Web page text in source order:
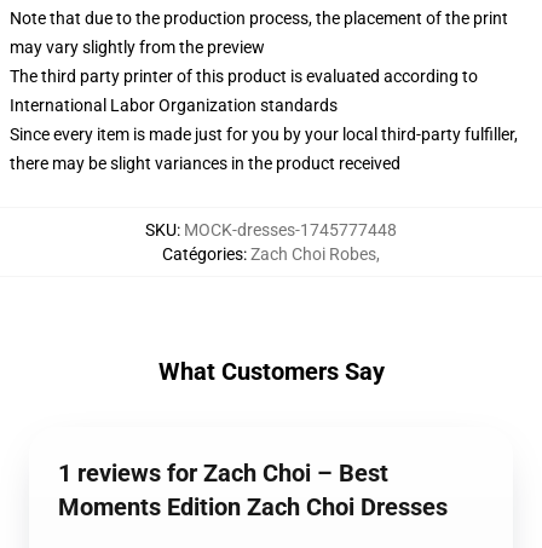
Note that due to the production process, the placement of the print
may vary slightly from the preview
The third party printer of this product is evaluated according to
International Labor Organization standards
Since every item is made just for you by your local third-party fulfiller,
there may be slight variances in the product received
SKU: MOCK-dresses-1745777448
Catégories:Zach Choi Robes,
What Customers Say
1 reviews for Zach Choi – Best
Moments Edition Zach Choi Dresses